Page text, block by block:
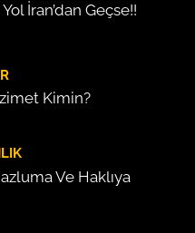
İran’dan Geçse!!
Kimin?
Ve Haklıya